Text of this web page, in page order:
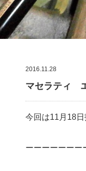
2016.11.28
マセラティ
今回は11月18
ーーーーーーー